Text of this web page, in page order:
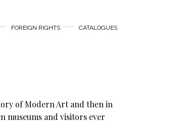
FOREIGN RIGHTS CATALOGUES
of Modern Art and then in
museums and visitors ever